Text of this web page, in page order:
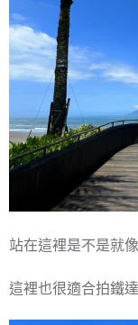
站在這裡是不是就
這裡也很適合拍鐵